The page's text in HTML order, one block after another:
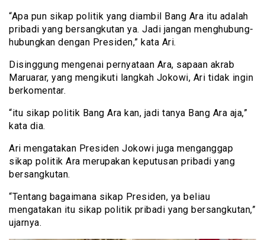
“Apa pun sikap politik yang diambil Bang Ara itu adalah
pribadi yang bersangkutan ya. Jadi jangan menghubung-
hubungkan dengan Presiden,” kata Ari.
Disinggung mengenai pernyataan Ara, sapaan akrab
Maruarar, yang mengikuti langkah Jokowi, Ari tidak ingin
berkomentar.
“itu sikap politik Bang Ara kan, jadi tanya Bang Ara aja,”
kata dia.
Ari mengatakan Presiden Jokowi juga menganggap
sikap politik Ara merupakan keputusan pribadi yang
bersangkutan.
“Tentang bagaimana sikap Presiden, ya beliau
mengatakan itu sikap politik pribadi yang bersangkutan,”
ujarnya.